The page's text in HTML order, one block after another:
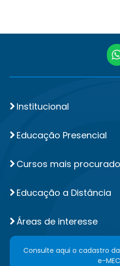
Institucional
Educação Presencial
Cursos mais
Educação a Distância
Áreas de interesse
Consulte aqui o cadastro
e-MEC